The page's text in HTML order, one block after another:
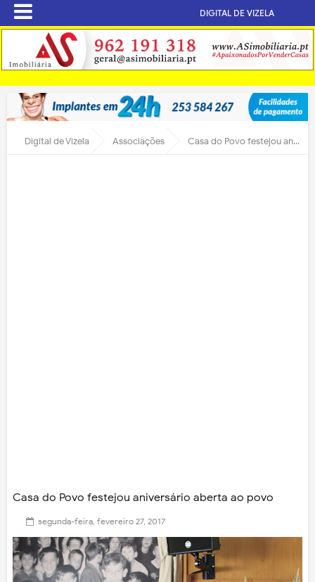
DIGITAL DE VIZELA
Digital de Vizela Associações Casa do Povo festejou aniversário aberta ao povo
Casa do Povo festejou aniversário aberta ao povo
segunda-feira, fevereiro 27, 2017